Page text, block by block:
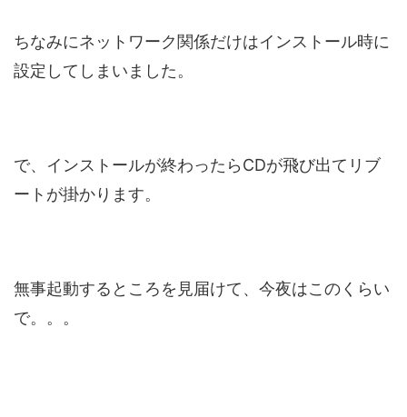
ちなみにネットワーク関係だけはインストール時に
設定してしまいました。
で、インストールが終わったらCDが飛び出てリブ
ートが掛かります。
無事起動するところを見届けて、今夜はこのくらい
で。。。